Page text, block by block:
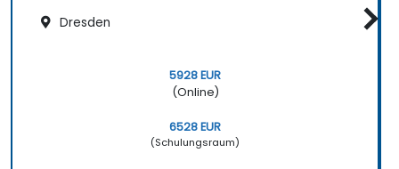
Dresden
5928 EUR
(Online)
6528 EUR
(Schulungsraum)